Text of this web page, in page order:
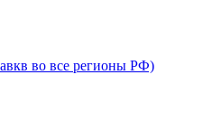
во все регионы РФ)